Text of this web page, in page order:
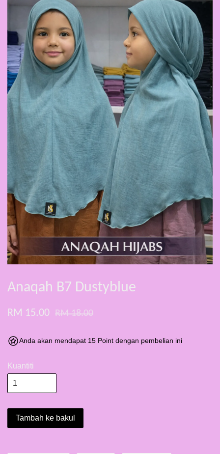
Anaqah B7 Dustyblue
RM 15.00 RM 18.00
Anda akan mendapat 15 Point dengan pembelian ini
Kuantiti
Tambah ke bakul